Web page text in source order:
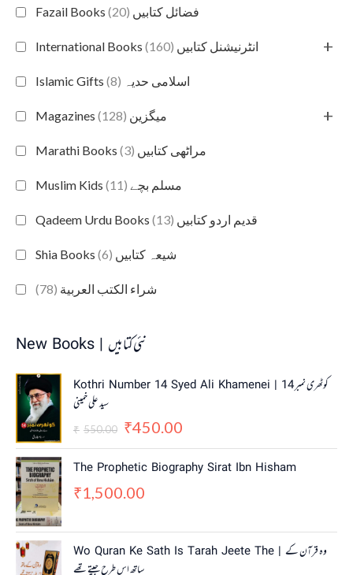
Fazail Books فضائل کتابیں (20)
International Books انٹرنیشنل کتابیں (160) +
Islamic Gifts اسلامی حدیہ (8)
Magazines میگزین (128) +
Marathi Books مراٹھی کتابیں (3)
Muslim Kids مسلم بچے (11)
Qadeem Urdu Books قدیم اردو کتابیں (13)
Shia Books شیعہ کتابیں (6)
شراء الكتب العربية (78)
New Books | نئی کتابیں
Kothri Number 14 Syed Ali Khamenei | کوٹھری نمبر 14
سید علی خمینی
₹ 550.00
r
g
n
a
c
₹450.00
u
r
t
e
The Prophetic Biography Sirat Ibn Hisham
₹1,500.00
Wo Quran Ke Sath Is Tarah Jeete The | وہ قرآن کے
ساتھ اس طرح جیتے تھے